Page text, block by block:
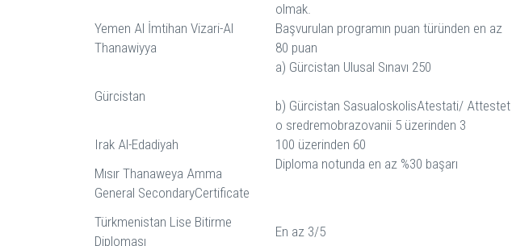
olmak.
Yemen Al İmtihan Vizari-Al
Thanawiyya
Başvurulan programın puan türünden en az
80 puan
Gürcistan
a) Gürcistan Ulusal Sınavı 250
b) Gürcistan SasualoskolisAtestati/ Attestet
o sredremobrazovanii 5 üzerinden 3
Irak Al-Edadiyah
100 üzerinden 60
Mısır Thanaweya Amma
General SecondaryCertificate
Diploma notunda en az %30 başarı
Türkmenistan Lise Bitirme
Diploması
En az 3/5